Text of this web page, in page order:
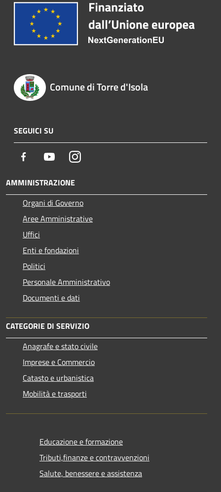
Comune di Torre d'Isola
SEGUICI SU
Facebook YoutubeInstagram
AMMINISTRAZIONE
Organi di Governo
Aree Amministrative
Uffici
Enti e fondazioni
Politici
Personale Amministrativo
Documenti e dati
CATEGORIE DI SERVIZIO
Anagrafe e stato civile
Imprese e Commercio
Catasto e urbanistica
Mobilità e trasporti
Educazione e formazione
Tributi,finanze e contravvenzioni
Salute, benessere e assistenza